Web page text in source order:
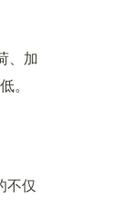
、加
。
不仅